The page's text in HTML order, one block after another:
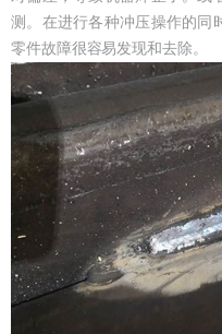
测。在进行各种冲压操作的同
零件故障很容易发现和去除。